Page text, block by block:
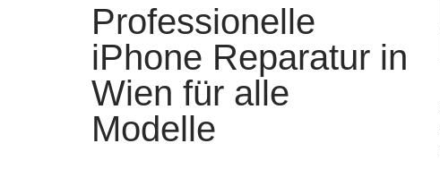
Professionelle
iPhone Reparatur in
Wien für alle
Modelle